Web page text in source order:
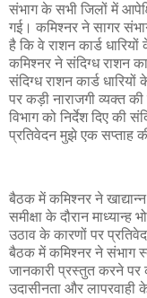
संभाग के सभी जिलों में
गई। कमिश्नर ने सागर
है कि वे राशन कार्ड
कमिश्नर ने संदिग्ध राशन
संदिग्ध राशन कार्ड
पर कड़ी नाराजगी व्यक्त
विभाग को निर्देश दिए की
प्रतिवेदन मुझे एक सप्ताह
बैठक में कमिश्नर ने
समीक्षा के दौरान
उठाव के कारणों पर
बैठक में कमिश्नर ने संभाग
जानकारी प्रस्तुत करने पर
उदासीनता और लापरवाही